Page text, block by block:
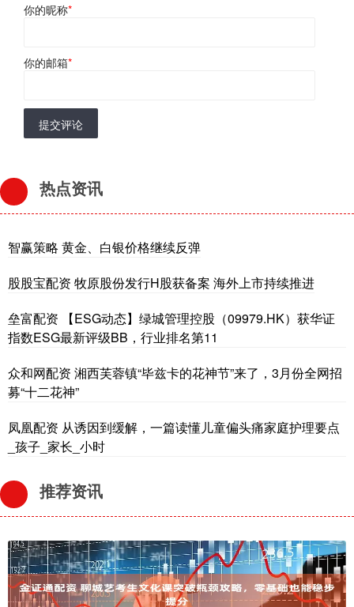
你的昵称*
你的邮箱*
提交评论
热点资讯
智赢策略 黄金、白银价格继续反弹
股股宝配资 牧原股份发行H股获备案 海外上市持续推进
垒富配资 【ESG动态】绿城管理控股（09979.HK）获华证
指数ESG最新评级BB，行业排名第11
众和网配资 湘西芙蓉镇“毕兹卡的花神节”来了，3月份全网招
募“十二花神”
凤凰配资 从诱因到缓解，一篇读懂儿童偏头痛家庭护理要点
_孩子_家长_小时
推荐资讯